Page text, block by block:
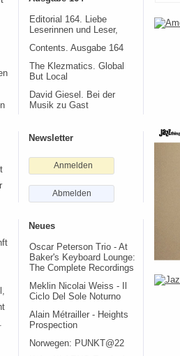
Editorial 164. Liebe
Leserinnen und Leser,
Contents. Ausgabe 164
The Klezmatics. Global
But Local
David Giesel. Bei der
Musik zu Gast
Newsletter
Anmelden
Abmelden
Neues
Oscar Peterson Trio - At
Baker's Keyboard Lounge:
The Complete Recordings
Meklin Nicolai Weiss - Il
Ciclo Del Sole Noturno
Alain Métrailler - Heights
Prospection
Norwegen: PUNKT@22